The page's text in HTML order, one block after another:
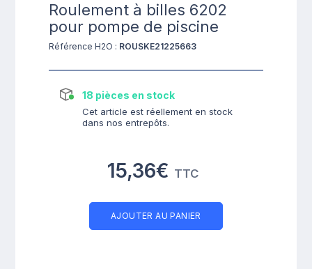
Roulement à billes 6202
pour pompe de piscine
Référence H2O : ROUSKE21225663
18 pièces en stock
Cet article est réellement en stock
dans nos entrepôts.
15,36€ TTC
AJOUTER AU PANIER